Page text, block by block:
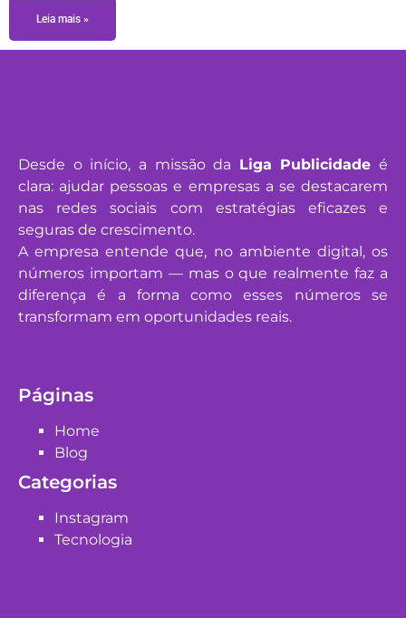
Leia mais »
Desde o início, a missão da Liga Publicidade é
clara: ajudar pessoas e empresas a se destacarem
nas redes sociais com estratégias eficazes e
seguras de crescimento.
A empresa entende que, no ambiente digital, os
números importam — mas o que realmente faz a
diferença é a forma como esses números se
transformam em oportunidades reais.
Páginas
Home
Blog
Categorias
Instagram
Tecnologia